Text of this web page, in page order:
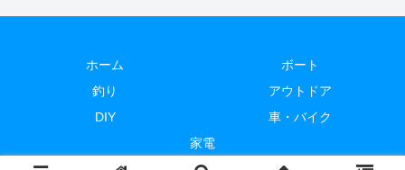
ホーム
ボート
釣り
アウトドア
DIY
車・バイク
家電